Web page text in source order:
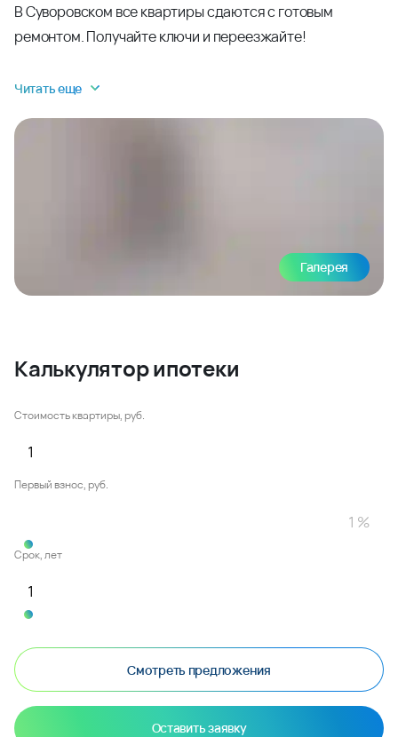
В Суворовском все квартиры сдаются с готовым
ремонтом. Получайте ключи и переезжайте!
Читать еще
Галерея
Калькулятор ипотеки
Стоимость квартиры, руб.
Первый взнос, руб.
Срок, лет
Смотреть предложения
Оставить заявку